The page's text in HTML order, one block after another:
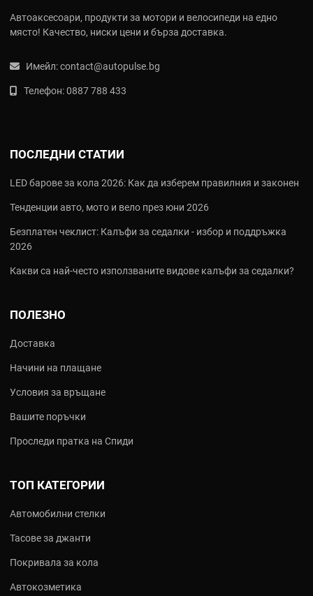
Автоаксесоари, продукти за мотори и велосипеди на едно
място! Качество, ниски цени и бърза доставка.
Имейл:contact@autopulse.bg
Телефон:0887 788 433
ПОСЛЕДНИ СТАТИИ
LED барове за кола 2026: Как да изберем правилния и законен
Тенденции авто, мото и вело през юни 2026
Безплатен чеклист: Калъфи за седалки - избор и поддръжка
2026
Какви са най‑често използваните видове калъфи за седалки?
ПОЛЕЗНО
Доставка
Начини на плащане
Условия за връщане
Вашите поръчки
Проследи пратка на Спиди
ТОП КАТЕГОРИИ
Автомобилни стелки
Тасове за джанти
Покривала за кола
Автокозметика